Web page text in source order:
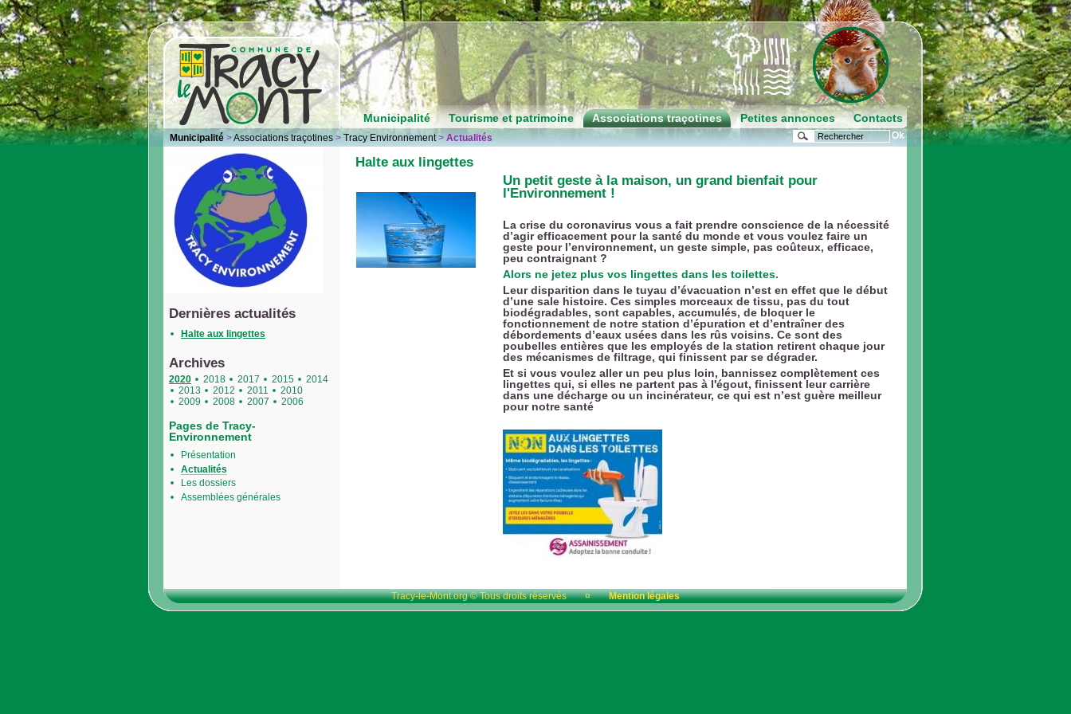
Municipalité Tourisme et patrimoine Associations traçotines Petites annonces Contacts
Municipalité >Associations traçotines > Tracy Environnement> Actualités
Dernières actualités
Halte aux lingettes
Archives
2020 2018 2017 2015
2014
2013
2012 2011
2010
2009
2008 2007 2006
Pages de Tracy-
Environnement
Présentation
Actualités
Les dossiers
Assemblées générales
Halte aux lingettes
Un petit geste à la maison, un grand bienfait pour
l'Environnement !
La crise du coronavirus vous a fait prendre conscience de la nécessité
d’agir efficacement pour la santé du monde et vous voulez faire un
geste pour l’environnement, un geste simple, pas coûteux, efficace,
peu contraignant ?
Alors ne jetez plus vos lingettes dans les toilettes.
Leur disparition dans le tuyau d’évacuation n’est en effet que le début
d’une sale histoire. Ces simples morceaux de tissu, pas du tout
biodégradables, sont capables, accumulés, de bloquer le
fonctionnement de notre station d’épuration et d’entraîner des
débordements d’eaux usées dans les rûs voisins. Ce sont des
poubelles entières que les employés de la station retirent chaque jour
des mécanismes de filtrage, qui finissent par se dégrader.
Et si vous voulez aller un peu plus loin, bannissez complètement ces
lingettes qui, si elles ne partent pas à l'égout, finissent leur carrière
dans une décharge ou un incinérateur, ce qui est n’est guère meilleur
pour notre santé
Tracy-le-Mont.org © Tous droits réservés ¤ Mention légales